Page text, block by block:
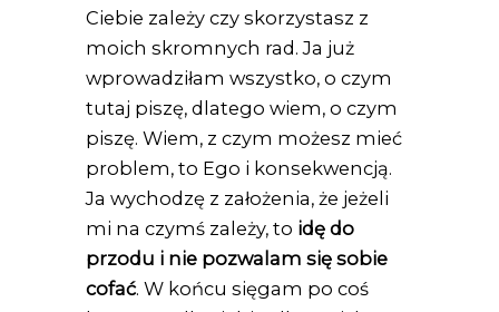
Ciebie zależy czy skorzystasz z
moich skromnych rad. Ja już
wprowadziłam wszystko, o czym
tutaj piszę, dlatego wiem, o czym
piszę. Wiem, z czym możesz mieć
problem, to Ego i konsekwencją.
Ja wychodzę z założenia, że jeżeli
mi na czymś zależy, to idę do
przodu i nie pozwalam się sobie
cofać. W końcu sięgam po coś